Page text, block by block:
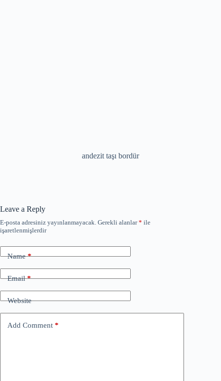
andezit taşı bordür
Leave a Reply
E-posta adresiniz yayınlanmayacak. Gerekli alanlar* ile
işaretlenmişlerdir
Name*
Email*
Website
Add Comment *